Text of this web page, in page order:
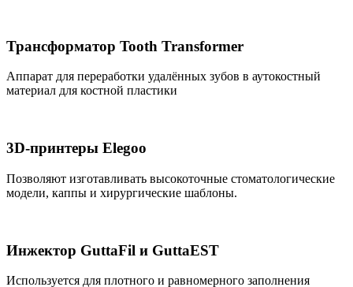
Трансформатор Tooth Transformer
Аппарат для переработки удалённых зубов в аутокостный
материал для костной пластики
3D-принтеры Elegoo
Позволяют изготавливать высокоточные стоматологические
модели, каппы и хирургические шаблоны.
Инжектор GuttaFil и GuttaEST
Используется для плотного и равномерного заполнения